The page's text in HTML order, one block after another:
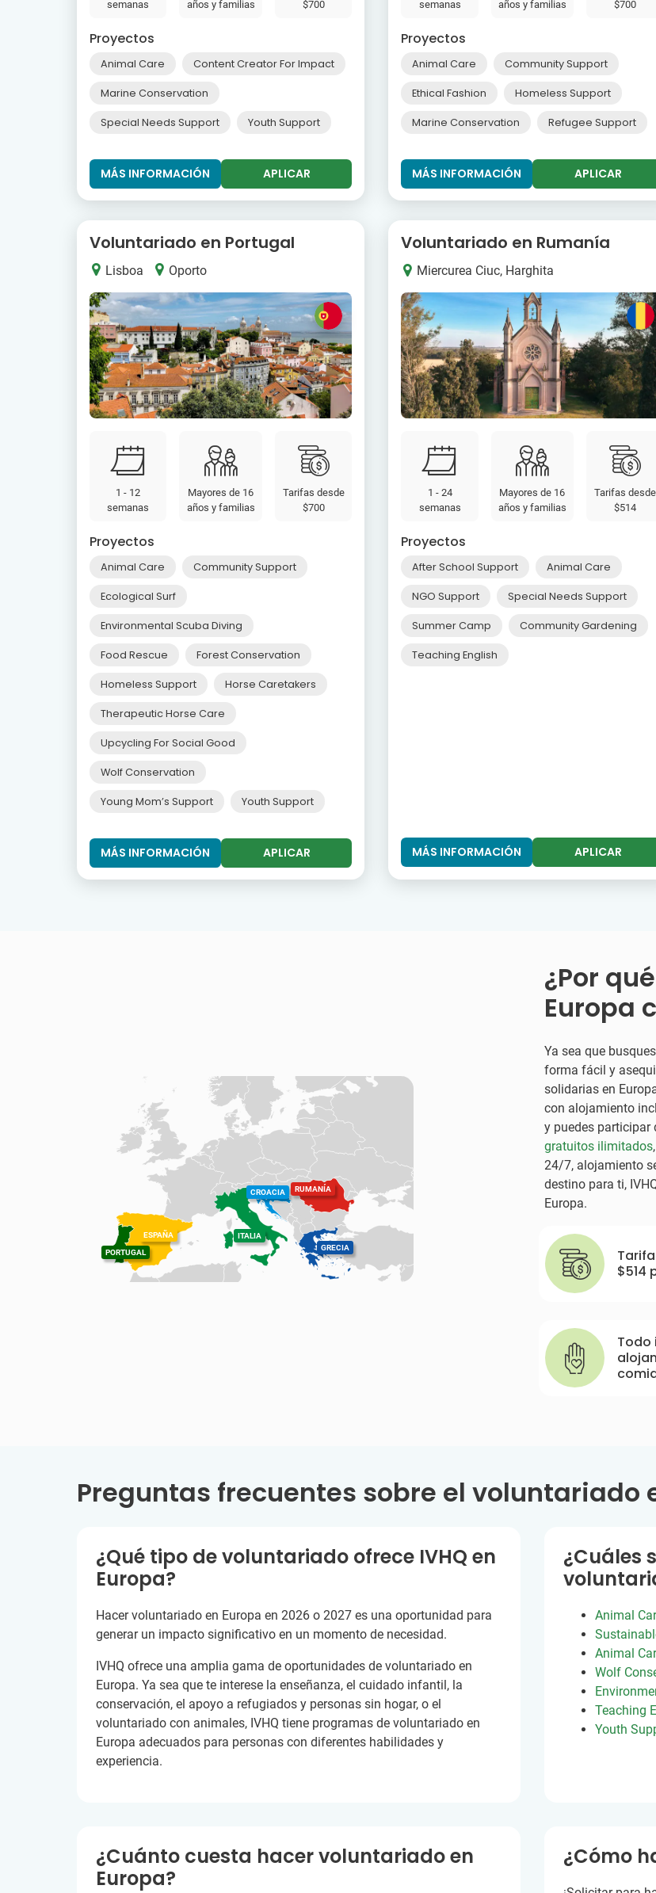
semanas
años y familias
$700
Proyectos
Animal Care Content Creator For Impact
Marine Conservation
Special Needs Support Youth Support
MÁS INFORMACIÓN APLICAR
semanas
años y familias
$700
Proyectos
Animal Care Community Support
Ethical Fashion Homeless Support
Marine Conservation Refugee Support
MÁS INFORMACIÓN APLICAR
Voluntariado en Portugal
Lisboa Oporto
1 - 12
semanas
Mayores de 16
años y familias
Tarifas desde
$700
Proyectos
Animal Care Community Support
Ecological Surf
Environmental Scuba Diving
Food Rescue Forest Conservation
Homeless Support Horse Caretakers
Therapeutic Horse Care
Upcycling For Social Good
Wolf Conservation
Young Mom’s Support Youth Support
MÁS INFORMACIÓN APLICAR
Voluntariado en Rumanía
Miercurea Ciuc, Harghita
1 - 24
semanas
Mayores de 16
años y familias
Tarifas desde
$514
Proyectos
After School Support Animal Care
NGO Support Special Needs Support
Summer Camp Community Gardening
Teaching English
MÁS INFORMACIÓN APLICAR
CROACIA
GRECIA
ITALIA
PORTUGAL
RUMANÍA
ESPAÑA
¿Por
Europa
Ya sea que
forma fácil y
solidarias en
con alojamiento
y puedes participar
gratuitos ilimitados,
24/7, alojamiento
destino para ti,
Europa.
$514
Todo
Preguntas frecuentes sobre el voluntariado
¿Qué tipo de voluntariado ofrece IVHQ en
Europa?
Hacer voluntariado en Europa en 2026 o 2027 es una oportunidad para
generar un impacto significativo en un momento de necesidad.
IVHQ ofrece una amplia gama de oportunidades de voluntariado en
Europa. Ya sea que te interese la enseñanza, el cuidado infantil, la
conservación, el apoyo a refugiados y personas sin hogar, o el
voluntariado con animales, IVHQ tiene programas de voluntariado en
Europa adecuados para personas con diferentes habilidades y
experiencia.
¿Cuáles
Animal
Animal
Wolf
Teaching
Youth
¿Cuánto cuesta hacer voluntariado en
Europa?
¿Cómo